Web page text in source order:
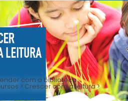
com a biblioteca
> Crescer com a leitura>